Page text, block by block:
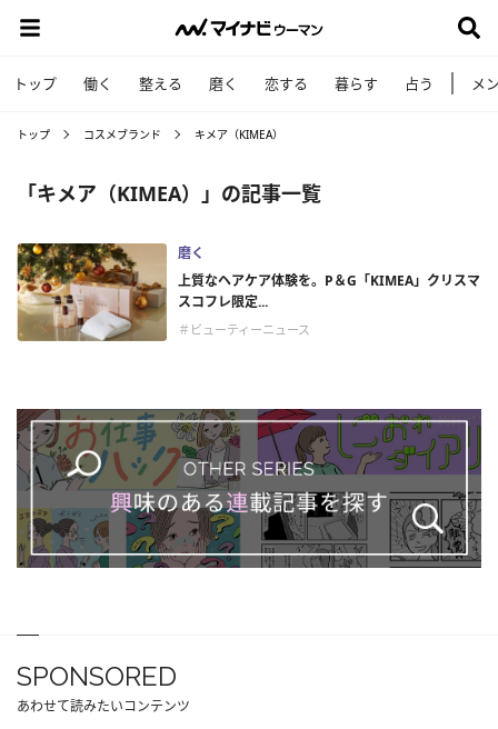
トップ 働く 整える 磨く 恋する 暮らす 占う メ
トップ コスメブランド キメア（KIMEA）
「キメア（KIMEA）」の記事一覧
磨く
上質なヘアケア体験を。P＆G「KIMEA」クリスマ
スコフレ限定...
＃ビューティーニュース
SPONSORED
あわせて読みたいコンテンツ